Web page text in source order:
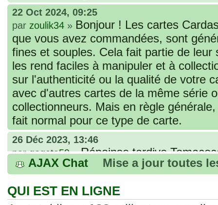
22 Oct 2024, 09:25
par zoulik34 » Bonjour ! Les cartes
que vous avez commandées, sont
fines et souples. Cela fait partie de
les rend faciles à manipuler et à
sur l'authenticité ou la qualité de votre
avec d'autres cartes de la même série
collectionneurs. Mais en règle
fait normal pour ce type de carte.
26 Déc 2023, 13:46
pargogeta59»Répoinse tardive
acheter une réédition de cette Hondan ?
02 Juin 2023, 14:17
parTomacoco»Bonjour j'ai commandé
AJAX Chat Mise a jour toutes
QUI EST EN LIGNE